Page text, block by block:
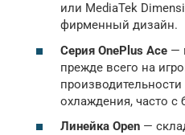
или MediaTek
фирменный дизайн.
Серия OnePlus Ace —
прежде всего на
охлаждения, часто с
Линейка Open —